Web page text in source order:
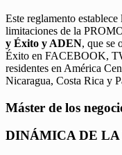
Este reglamento
limitaciones de la
y Éxito y ADEN, que se
Éxito en FACEBOOK,
residentes en América
Nicaragua, Costa Rica y
Máster de los
DINÁMICA DE